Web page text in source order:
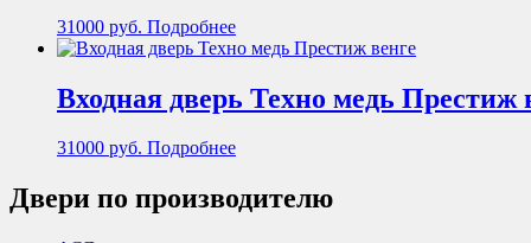
31000 руб. Подробнее
Входная дверь Техно медь Престиж
31000 руб. Подробнее
Двери по производителю